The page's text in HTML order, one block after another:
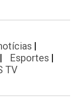
Esportes
TV